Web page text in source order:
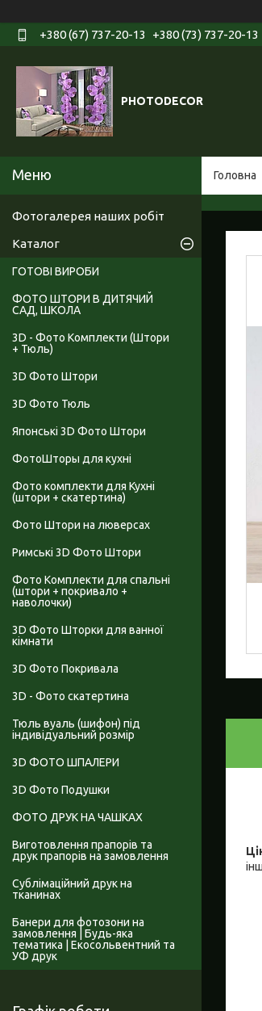
+380 (67) 737-20-13 +380 (73) 737-20-13
PHOTODECOR
Головна
Фотогалерея наших робіт
Каталог
ГОТОВІ ВИРОБИ
ФОТО ШТОРИ В ДИТЯЧИЙ
САД, ШКОЛА
3D - Фото Комплекти (Штори
+ Тюль)
3D Фото Штори
3D Фото Тюль
Японські 3D Фото Штори
ФотоШторы для кухні
Фото комплекти для Кухні
(штори + скатертина)
Фото Штори на люверсах
Римські 3D Фото Штори
Фото Комплекти для спальні
(штори + покривало +
наволочки)
3D Фото Шторки для ванної
кімнати
3D Фото Покривала
3D - Фото скатертина
Тюль вуаль (шифон) під
індивідуальний розмір
3D ФОТО ШПАЛЕРИ
3D Фото Подушки
ФОТО ДРУК НА ЧАШКАХ
Виготовлення прапорів та
друк прапорів на замовлення
Сублімаційний друк на
тканинах
Банери для фотозони на
замовлення | Будь-яка
тематика | Екосольвентний та
УФ друк